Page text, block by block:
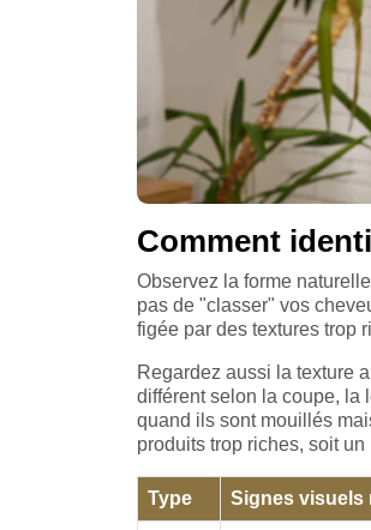
Comment
Observez la forme
pas de "classer" vos
figée par des textures trop
Regardez aussi la texture
différent selon la coupe, la
quand ils sont mouillés
produits trop riches, soit
Type Signes visuels